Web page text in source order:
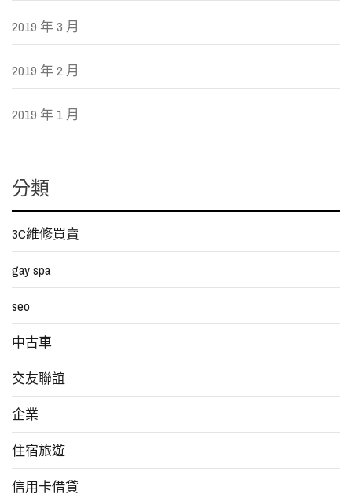
2019 年 3 月
2019 年 2 月
2019 年 1 月
分類
3C維修買賣
gay spa
seo
中古車
交友聯誼
企業
住宿旅遊
信用卡借貸